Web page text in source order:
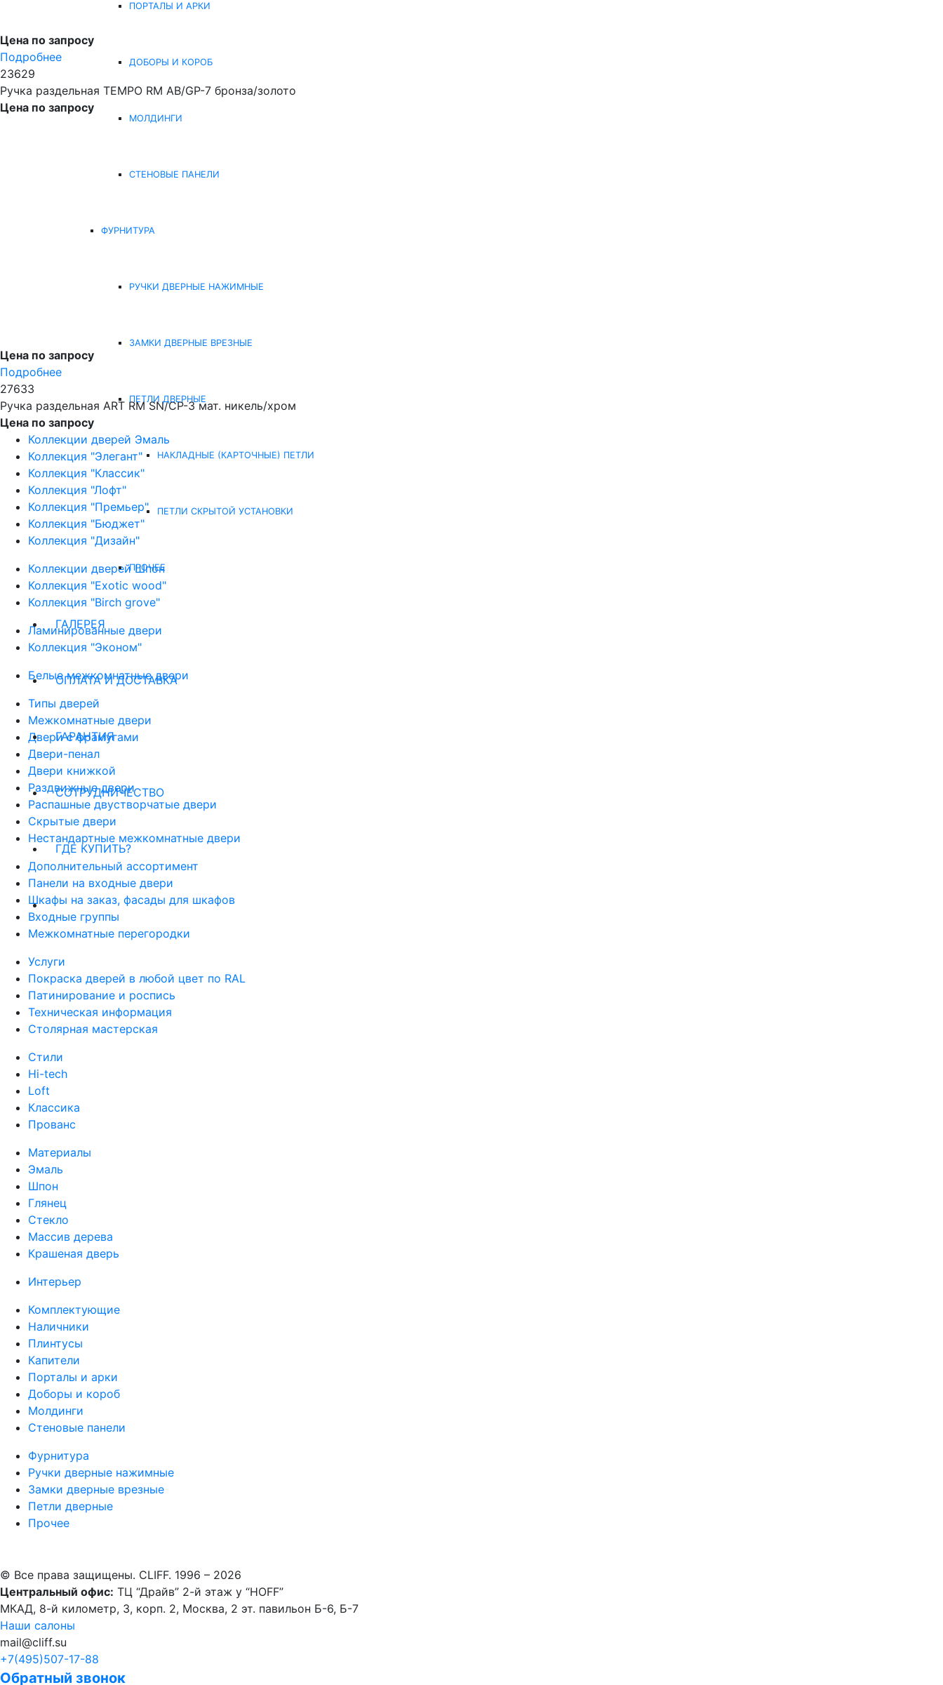
ПОРТАЛЫ И АРКИ
ДОБОРЫ И КОРОБ
МОЛДИНГИ
СТЕНОВЫЕ ПАНЕЛИ
ФУРНИТУРА
РУЧКИ ДВЕРНЫЕ НАЖИМНЫЕ
ЗАМКИ ДВЕРНЫЕ ВРЕЗНЫЕ
ПЕТЛИ ДВЕРНЫЕ
НАКЛАДНЫЕ (КАРТОЧНЫЕ) ПЕТЛИ
ПЕТЛИ СКРЫТОЙ УСТАНОВКИ
ПРОЧЕЕ
ГАЛЕРЕЯ
ОПЛАТА И ДОСТАВКА
ГАРАНТИЯ
СОТРУДНИЧЕСТВО
ГДЕ КУПИТЬ?
Цена по запросу
Подробнее
23629
Ручка раздельная TEMPO RM AB/GP-7 бронза/золото
Цена по запросу
Цена по запросу
Подробнее
27633
Ручка раздельная ART RM SN/CP-3 мат. никель/хром
Цена по запросу
Коллекции дверей Эмаль
Коллекция "Элегант"
Коллекция "Классик"
Коллекция "Лофт"
Коллекция "Премьер"
Коллекция "Бюджет"
Коллекция "Дизайн"
Коллекции дверей Шпон
Коллекция "Exotic wood"
Коллекция "Birch grove"
Ламинированные двери
Коллекция "Эконом"
Белые межкомнатные двери
Типы дверей
Межкомнатные двери
Двери с фрамугами
Двери-пенал
Двери книжкой
Раздвижные двери
Распашные двустворчатые двери
Скрытые двери
Нестандартные межкомнатные двери
Дополнительный ассортимент
Панели на входные двери
Шкафы на заказ, фасады для шкафов
Входные группы
Межкомнатные перегородки
Услуги
Покраска дверей в любой цвет по RAL
Патинирование и роспись
Техническая информация
Столярная мастерская
Стили
Hi-tech
Loft
Классика
Прованс
Материалы
Эмаль
Шпон
Глянец
Стекло
Массив дерева
Крашеная дверь
Интерьер
Комплектующие
Наличники
Плинтусы
Капители
Порталы и арки
Доборы и короб
Молдинги
Стеновые панели
Фурнитура
Ручки дверные нажимные
Замки дверные врезные
Петли дверные
Прочее
© Все права защищены. CLIFF. 1996 – 2026
Центральный офис: ТЦ “Драйв” 2-й этаж у “HOFF”
МКАД, 8-й километр, 3, корп. 2, Москва, 2 эт. павильон Б-6, Б-7
Наши салоны
mail@cliff.su
+7(495)507-17-88
Обратный звонок